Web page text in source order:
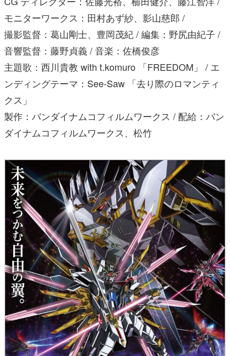
モニターワークス：田村あず紗、影山慈郎 /
撮影監督：葛山剛士、豊岡茂紀 / 編集：野尻由紀子 /
音響監督：藤野貞義 / 音楽：佐橋俊彦
主題歌：西川貴教 with t.komuro 「FREEDOM」 / エ
ンディングテーマ：See-Saw 「去り際のロマンティ
クス」
製作：バンダイナムコフィルムワークス / 配給：バン
ダイナムコフィルムワークス、松竹